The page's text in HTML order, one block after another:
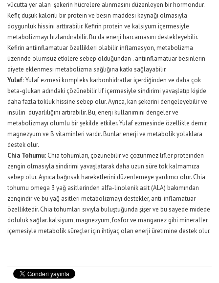
vücutta yer alan şekerin hücrelere alınmasını düzenleyen bir hormondur.
Kefir, düşük kalorili bir protein ve besin maddesi kaynağı olmasıyla
doygunluk hissini arttırabilir. Kefirin protein ve kalsiyum içermesiyle
metabolizmayı hızlandırabilir. Bu da enerji harcamasını destekleyebilir.
Kefirin antiinflamatuar özellikleri olabilir. inflamasyon, metabolizma
üzerinde olumsuz etkilere sebep olduğundan . antiinflamatuar besinlerin
diyete eklenmesi metabolizma sağlığına katkı sağlayabilir.
Yulaf:Yulaf ezmesi kompleks karbonhidratlar içerdiğinden ve daha çok
beta-glukan adındaki çözünebilir lif içermesiyle sindirimi yavaşlatıp kişide
daha fazla tokluk hissine sebep olur. Ayrıca, kan şekerini dengeleyebilir ve
insülin duyarlılığını artırabilir. Bu, enerji kullanımını dengeler ve
metabolizmayı olumlu bir şekilde etkiler. Yulaf ezmesinde özellikle demir,
magnezyum ve B vitaminleri vardır. Bunlar enerji ve metabolik yolaklara
destek olur.
Chia Tohumu: Chia tohumları, çözünebilir ve çözünmez lifler proteinden
zengin olmasıyla sindirimi yavaşlatarak daha uzun süre tok kalmamıza
sebep olur. Ayrıca bağırsak hareketlerini düzenlemeye yardımcı olur. Chia
tohumu omega 3 yağ asitlerinden alfa-linolenik asit (ALA) bakımından
zengindir ve bu yağ asitleri metabolizmayı destekler, anti-inflamatuar
özelliktedir. Chia tohumları sıvıyla buluştuğunda şişer ve bu sayede midede
doluluk sağlar. kalsiyum, magnezyum, fosfor ve manganez gibi mineraller
içemesiyle metabolik süreçler için ihtiyaç olan enerji üretimine destek olur.